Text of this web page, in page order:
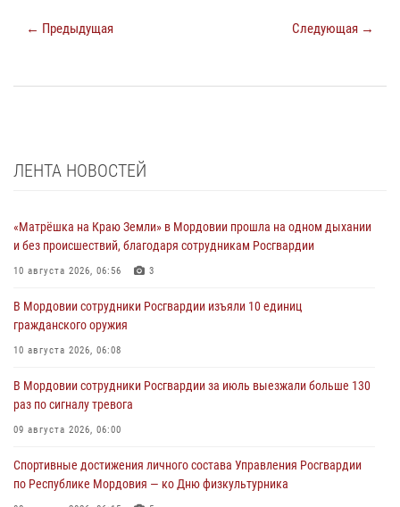
← Предыдущая Следующая →
ЛЕНТА НОВОСТЕЙ
«Матрёшка на Краю Земли» в Мордовии прошла на одном дыхании
и без происшествий, благодаря сотрудникам Росгвардии
10 августа 2026, 06:56 3
В Мордовии сотрудники Росгвардии изъяли 10 единиц
гражданского оружия
10 августа 2026, 06:08
В Мордовии сотрудники Росгвардии за июль выезжали больше 130
раз по сигналу тревога
09 августа 2026, 06:00
Спортивные достижения личного состава Управления Росгвардии
по Республике Мордовия — ко Дню физкультурника